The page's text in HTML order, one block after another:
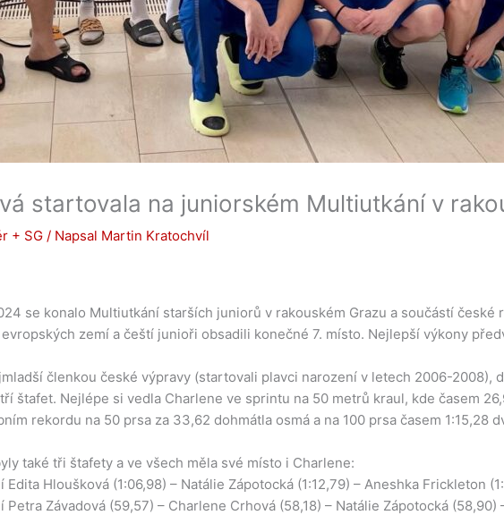
startovala na juniorském Multiutkání v
+ SG / Napsal Martin Kratochvíl
se konalo Multiutkání starších juniorů v rakouském Grazu a součástí české
zemí a čeští junioři obsadili konečné 7. místo. Nejlepší výkony
členkou české výpravy (startovali plavci narození v letech 2006-
štafet. Nejlépe si vedla Charlene ve sprintu na 50 metrů kraul, kde časem
rekordu na 50 prsa za 33,62 dohmátla osmá a na 100 prsa časem 1:15,28
také tři štafety a ve všech měla své místo i Charlene:
Hloušková (1:06,98) – Natálie Zápotocká (1:12,79) – Aneshka Frickleton
Závadová (59,57) – Charlene Crhová (58,18) – Natálie Zápotocká